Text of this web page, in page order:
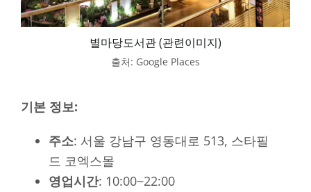
별마당도서관 (관련이미지)
출처: Google Places
기본 정보:
주소: 서울 강남구 영동대로 513, 스타필
드 코엑스몰
영업시간: 10:00~22:00